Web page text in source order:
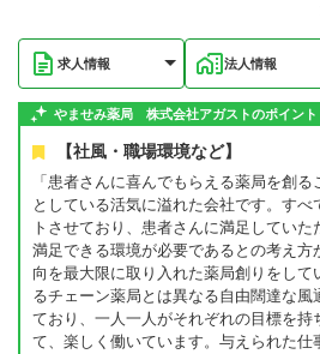
求人情報 法人情報
やませみ薬局 株式会社アガストのポイント
【社風・職場環境など】
「患者さんに喜んでもらえる薬局を創
としている活気に溢れた会社です。す
トさせており、患者さんに満足してい
満足できる環境が必要であるとの考え方
向を最大限に取り入れた薬局創りをして
るチェーン薬局とは異なる自由闊達な
ており、一人一人がそれぞれの目標を持
て、楽しく働いています。与えられた仕